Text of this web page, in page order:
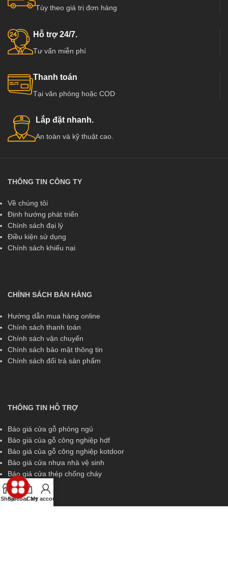
Tùy theo giá trị đơn hàng
Hỗ trợ 24/7.
Tư vấn miễn phí
Thanh toán
Tại văn phòng hoặc COD
Lắp đặt nhanh.
An toàn và kỹ thuật cao.
THÔNG TIN CÔNG TY
Về chúng tôi
Định hướng phát triển
Chính sách đại lý
Điều kiện sử dụng
Chính sách khiếu nại
CHÍNH SÁCH BÁN HÀNG
Hướng dẫn mua hàng online
Chính sách thanh toán
Chính sách vận chuyển
Chính sách bảo mật thông tin
Chính sách đổi trả sản phẩm
THÔNG TIN HỖ TRỢ
Báo giá cửa gỗ phòng ngủ
Báo giá của gỗ công nghiệp hdf
Báo giá của gỗ công nghiệp kotdoor
Báo giá cửa nhựa nhà vệ sinh
Báo giá cửa thép chống cháy
ShopSidebarCart
My account